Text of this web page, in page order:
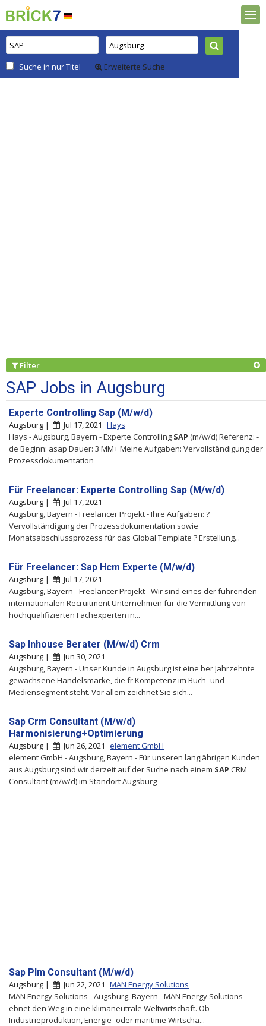
Suche in nur Titel Erweiterte Suche
Filter
SAP Jobs in Augsburg
Experte Controlling Sap (M/w/d)
Augsburg | Jul 17, 2021 Hays
Hays - Augsburg, Bayern - Experte Controlling SAP (m/w/d) Referenz: -
de Beginn: asap Dauer: 3 MM+ Meine Aufgaben: Vervollständigung der
Prozessdokumentation
Für Freelancer: Experte Controlling Sap (M/w/d)
Augsburg |
Jul 17, 2021
Augsburg, Bayern - Freelancer Projekt - Ihre Aufgaben: ?
Vervollständigung der Prozessdokumentation sowie
Monatsabschlussprozess für das Global Template ? Erstellung...
Für Freelancer: Sap Hcm Experte (M/w/d)
Augsburg |
Jul 17, 2021
Augsburg, Bayern - Freelancer Projekt - Wir sind eines der führenden
internationalen Recruitment Unternehmen für die Vermittlung von
hochqualifizierten Fachexperten in...
Sap Inhouse Berater (M/w/d) Crm
Augsburg |
Jun 30, 2021
Augsburg, Bayern - Unser Kunde in Augsburg ist eine ber Jahrzehnte
gewachsene Handelsmarke, die fr Kompetenz im Buch- und
Mediensegment steht. Vor allem zeichnet Sie sich...
Sap Crm Consultant (M/w/d)
Harmonisierung+Optimierung
Augsburg | Jun 26, 2021 element GmbH
element GmbH - Augsburg, Bayern - Für unseren langjährigen Kunden
aus Augsburg sind wir derzeit auf der Suche nach einem SAP CRM
Consultant (m/w/d) im Standort Augsburg
Sap Plm Consultant (M/w/d)
Augsburg | Jun 22, 2021 MAN Energy Solutions
MAN Energy Solutions - Augsburg, Bayern - MAN Energy Solutions
ebnet den Weg in eine klimaneutrale Weltwirtschaft. Ob
Industrieproduktion, Energie- oder maritime Wirtscha...